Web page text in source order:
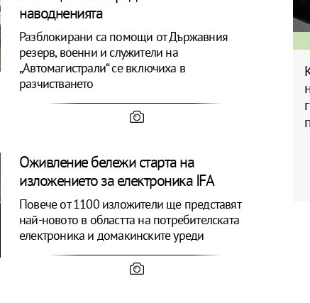
наводненията
Разблокирани са помощи от Държавния
резерв, военни и служители на
„Автомагистрали“ се включиха в
разчистването
Оживление бележи старта на
изложението за електроника IFA
Повече от 1100 изложители ще представят
най-новото в областта на потребителската
електроника и домакинските уреди